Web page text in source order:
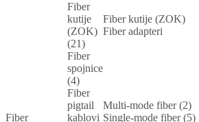
Fiber
Fiber
kutije
(ZOK)
(21)
Fiber kutije (ZOK)
Fiber adapteri
Fiber
spojnice
(4)
Fiber
pigtail
kablovi
Multi-mode fiber (2)
Single-mode fiber (5)